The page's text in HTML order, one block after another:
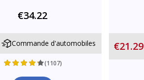
€34.22
Commande d'automobiles
(1107)
€21.29